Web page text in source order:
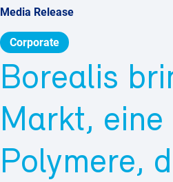
Media Release
Corporate
Borealis
Markt,
Polymere,